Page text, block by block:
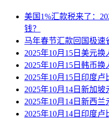
美国1%汇款税来了：
钱？
马年春节汇款回国极速
2025年10月15日美元换
2025年10月15日韩币换
2025年10月15日印度
2025年10月14日新加
2025年10月14日新西
2025年10月14日印度